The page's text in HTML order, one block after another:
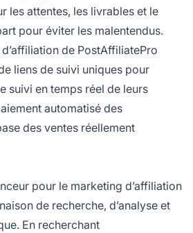
les attentes, les livrables et le
pour éviter les malentendus.
de PostAffiliatePro
liens de suivi uniques pour
suivi en temps réel de leurs
automatisé des
des ventes réellement
pour le marketing d’affiliation
de recherche, d’analyse et
En recherchant